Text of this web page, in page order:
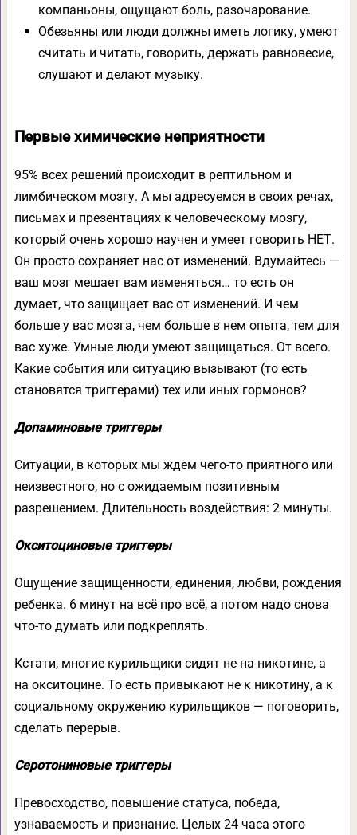
компаньоны, ощущают боль, разочарование.
Обезьяны или люди должны иметь логику, умеют
считать и читать, говорить, держать равновесие,
слушают и делают музыку.
Первые химические неприятности
95% всех решений происходит в рептильном и
лимбическом мозгу. А мы адресуемся в своих речах,
письмах и презентациях к человеческому мозгу,
который очень хорошо научен и умеет говорить НЕТ.
Он просто сохраняет нас от изменений. Вдумайтесь —
ваш мозг мешает вам изменяться… то есть он
думает, что защищает вас от изменений. И чем
больше у вас мозга, чем больше в нем опыта, тем для
вас хуже. Умные люди умеют защищаться. От всего.
Какие события или ситуацию вызывают (то есть
становятся триггерами) тех или иных гормонов?
Допаминовые триггеры
Ситуации, в которых мы ждем чего-то приятного или
неизвестного, но с ожидаемым позитивным
разрешением. Длительность воздействия: 2 минуты.
Окситоциновые триггеры
Ощущение защищенности, единения, любви, рождения
ребенка. 6 минут на всё про всё, а потом надо снова
что-то думать или подкреплять.
Кстати, многие курильщики сидят не на никотине, а
на окситоцине. То есть привыкают не к никотину, а к
социальному окружению курильщиков — поговорить,
сделать перерыв.
Серотониновые триггеры
Превосходство, повышение статуса, победа,
узнаваемость и признание. Целых 24 часа этого